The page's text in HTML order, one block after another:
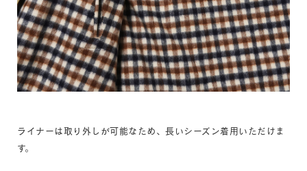
ライナーは取り外しが可能なため、長いシーズン着用いただけま
す。